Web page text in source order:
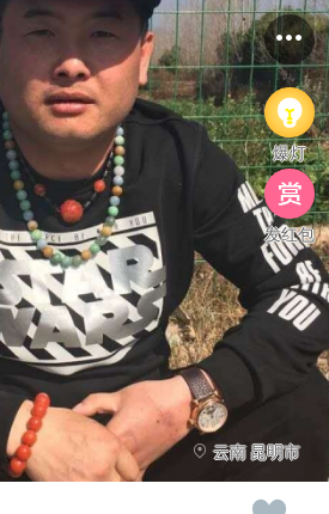
云南 昆明市
爆灯
发红包